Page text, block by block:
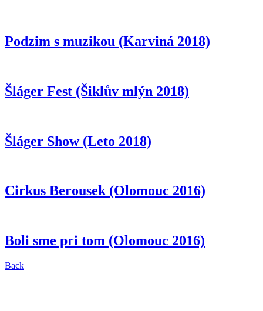
Podzim s muzikou (Karviná 2018)
Šláger Fest (Šiklův mlýn 2018)
Šláger Show (Leto 2018)
Cirkus Berousek (Olomouc 2016)
Boli sme pri tom (Olomouc 2016)
Back